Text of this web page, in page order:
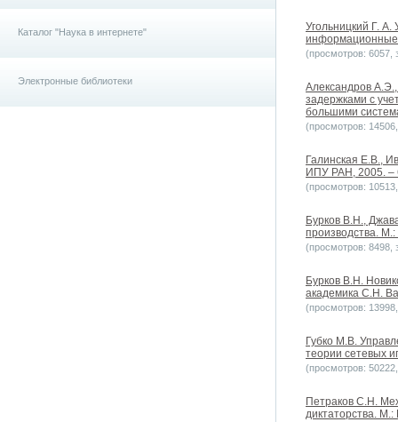
Каталог "Наука в интернете"
Электронные библиотеки
Угольницкий Г.
информационные
(просмотров: 6057,
Александров
задержками с
большими
(просмотров:
Галинская Е.В.,
ИПУ РАН, 2005. –
(просмотров:
Бурков В.Н.,
производства.
(просмотров: 8498,
Бурков В.Н.
академика С.Н.
(просмотров:
Губко М.В.
теории сетевых
(просмотров:
Петраков С.Н.
диктаторства.